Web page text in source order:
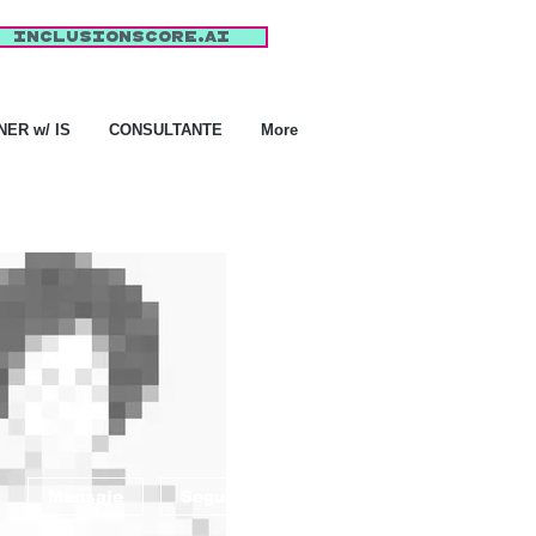
inclusionscore.AI
w/ IS CONSULTANTE More